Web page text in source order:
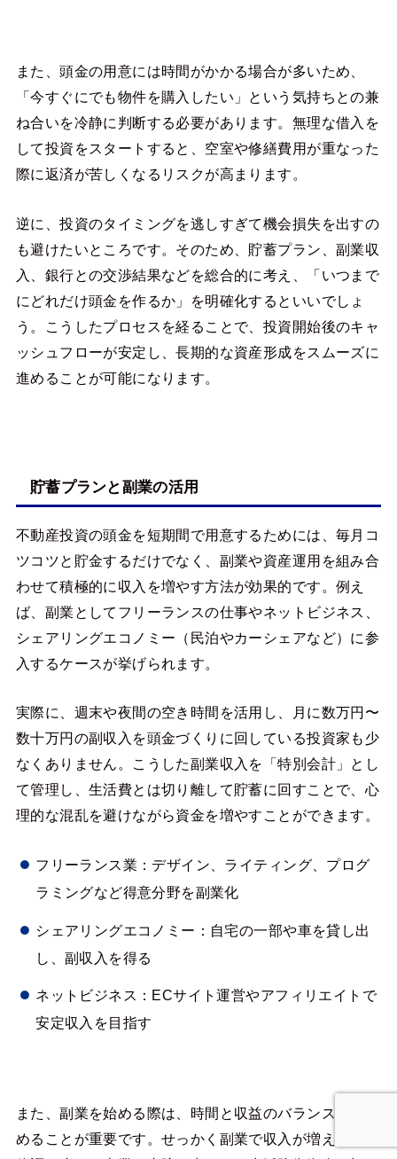
また、頭金の用意には時間がかかる場合が多いため、
「今すぐにでも物件を購入したい」という気持ちとの兼
ね合いを冷静に判断する必要があります。無理な借入を
して投資をスタートすると、空室や修繕費用が重なった
際に返済が苦しくなるリスクが高まります。
逆に、投資のタイミングを逃しすぎて機会損失を出すの
も避けたいところです。そのため、貯蓄プラン、副業収
入、銀行との交渉結果などを総合的に考え、「いつまで
にどれだけ頭金を作るか」を明確化するといいでしょ
う。こうしたプロセスを経ることで、投資開始後のキャ
ッシュフローが安定し、長期的な資産形成をスムーズに
進めることが可能になります。
貯蓄プランと副業の活用
不動産投資の頭金を短期間で用意するためには、毎月コ
ツコツと貯金するだけでなく、副業や資産運用を組み合
わせて積極的に収入を増やす方法が効果的です。例え
ば、副業としてフリーランスの仕事やネットビジネス、
シェアリングエコノミー（民泊やカーシェアなど）に参
入するケースが挙げられます。
実際に、週末や夜間の空き時間を活用し、月に数万円〜
数十万円の副収入を頭金づくりに回している投資家も少
なくありません。こうした副業収入を「特別会計」とし
て管理し、生活費とは切り離して貯蓄に回すことで、心
理的な混乱を避けながら資金を増やすことができます。
フリーランス業：デザイン、ライティング、プログ
ラミングなど得意分野を副業化
シェアリングエコノミー：自宅の一部や車を貸し出
し、副収入を得る
ネットビジネス：ECサイト運営やアフィリエイトで
安定収入を目指す
また、副業を始める際は、時間と収益のバランスを見極
めることが重要です。せっかく副業で収入が増えても、